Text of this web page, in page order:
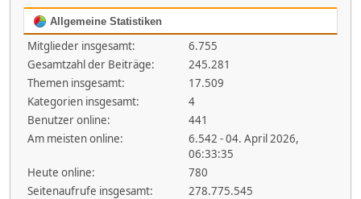
Allgemeine Statistiken
Mitglieder insgesamt:
6.755
Gesamtzahl der Beiträge:
245.281
Themen insgesamt:
17.509
Kategorien insgesamt:
4
Benutzer online:
441
Am meisten online:
6.542 - 04. April 2026,
06:33:35
Heute online:
780
Seitenaufrufe insgesamt:
278.775.545